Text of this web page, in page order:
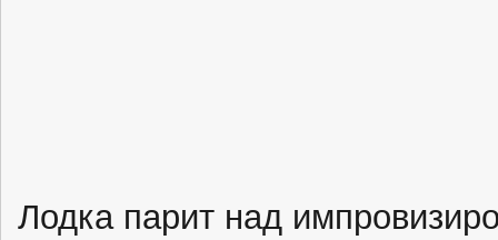
Лодка парит над